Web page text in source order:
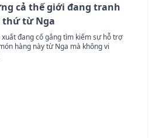
cả thế giới đang tranh
thứ từ Nga
đang cố gắng tìm kiếm sự hỗ trợ
hàng này từ Nga mà không vi